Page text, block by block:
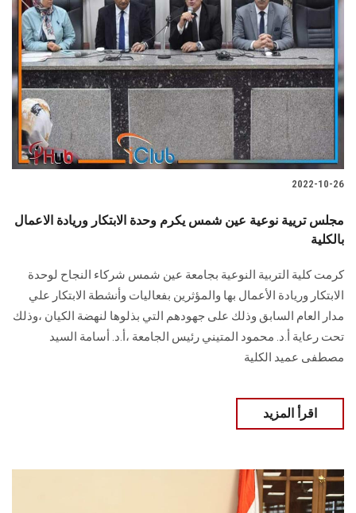
2022-10-26
مجلس تريية نوعية عين شمس يكرم وحدة الابتكار وريادة الاعمال
بالكلية
كرمت كلية التربية النوعية بجامعة عين شمس شركاء النجاح لوحدة
الابتكار وريادة الأعمال بها والمؤثرين بفعاليات وأنشطة الابتكار علي
مدار العام السابق وذلك على جهودهم التي بذلوها لنهضة الكيان ،وذلك
تحت رعاية أ.د. محمود المتيني رئيس الجامعة ،أ.د. أسامة السيد
مصطفى عميد الكلية
اقرأ المزيد